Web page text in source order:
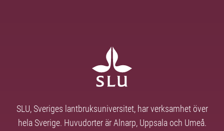
SLU, Sveriges lantbruksuniversitet, har verksamhet över
hela Sverige. Huvudorter är Alnarp, Uppsala och Umeå.